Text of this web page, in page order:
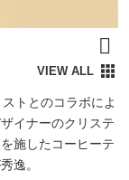
トとのコラボによ
イナーのクリステ
施したコーヒーテ
逸。